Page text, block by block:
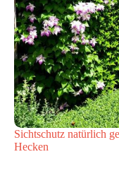
Sichtschutz natürlich
Hecken